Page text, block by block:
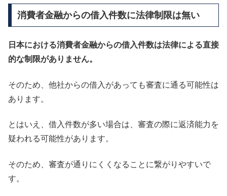
消費者金融からの借入件数に法律制限は無い
日本における消費者金融からの借入件数は法律による直接
的な制限がありません。
そのため、他社からの借入があっても審査に通る可能性は
あります。
とはいえ、借入件数が多い場合は、審査の際に返済能力を
疑われる可能性があります。
そのため、審査が通りにくくなることに繋がりやすいで
す。